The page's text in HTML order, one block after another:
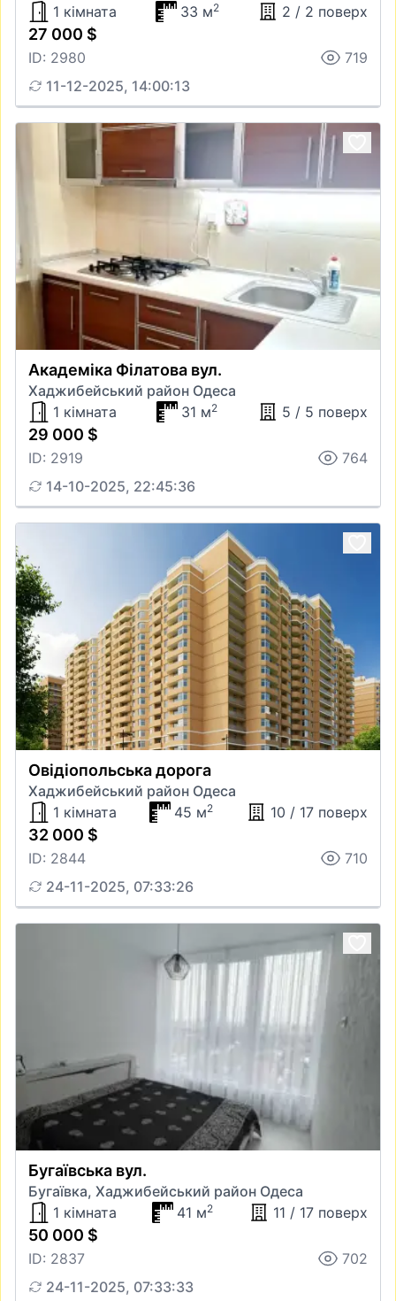
1 кімната
33 м2 2 / 2 поверх
27 000 $
ID: 2980
719
11-12-2025, 14:00:13
Академіка Філатова вул.
Хаджибейський район Одеса
1 кімната
31 м2 5 / 5 поверх
29 000 $
ID: 2919
764
14-10-2025, 22:45:36
Овідіопольська дорога
Хаджибейський район Одеса
1 кімната
45 м2 10 / 17 поверх
32 000 $
ID: 2844
710
24-11-2025, 07:33:26
Бугаївська вул.
Бугаївка, Хаджибейський район Одеса
1 кімната
41 м2 11 / 17 поверх
50 000 $
ID: 2837
702
24-11-2025, 07:33:33